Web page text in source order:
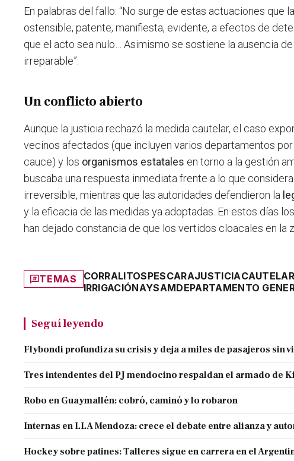
En palabras del fallo: “No surge de estas actuaciones que
ostensible, patente, manifiesta, evidente, a efectos de
que el acto sea nulo… Asimismo se sostiene la ausencia
irreparable”.
Un conflicto abierto
Aunque la justicia rechazó la medida cautelar, el caso
vecinos afectados (que incluyen varios departamentos por
cauce) y los organismos estatales en torno a la gestión
buscaba una respuesta inmediata frente a lo que
irreversible, mientras que las autoridades defendieron la
y la eficacia de las medidas ya adoptadas. En estos días
han dejado constancia de que los vertidos cloacales en la
TEMAS CORRALITOSPESCARAJUSTICIACAUTELAR
IRRIGACIÓNAYSAMDEPARTAMENTO
Seguí leyendo
Flybondi profundiza su crisis y deja a miles de pasajeros sin
Tres intendentes del PJ mendocino respaldan el armado de
Robo en Guaymallén: cobró, caminó y lo robaron
Internas en LLA Mendoza: crece el debate entre alianza y
Hockey sobre patines: Talleres sigue en carrera en el